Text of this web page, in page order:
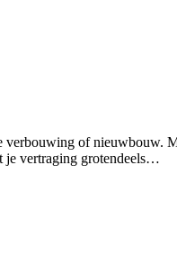
of nieuwbouw.
je vertraging grotendeels…